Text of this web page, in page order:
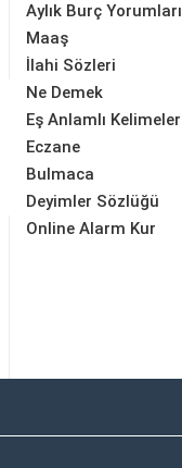
Aylık Burç Yorumları
Maaş
İlahi Sözleri
Ne Demek
Eş Anlamlı Kelimeler
Eczane
Bulmaca
Deyimler Sözlüğü
Online Alarm Kur